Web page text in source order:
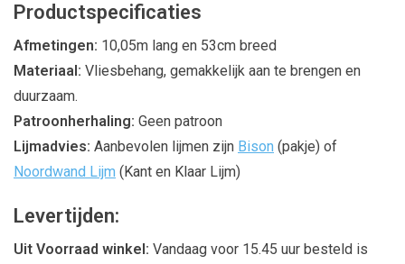
Productspecificaties
Afmetingen: 10,05m lang en 53cm breed
Materiaal: Vliesbehang, gemakkelijk aan te brengen en
duurzaam.
Patroonherhaling: Geen patroon
Lijmadvies: Aanbevolen lijmen zijn Bison (pakje) of
Noordwand Lijm (Kant en Klaar Lijm)
Levertijden:
Uit Voorraad winkel: Vandaag voor 15.45 uur besteld is